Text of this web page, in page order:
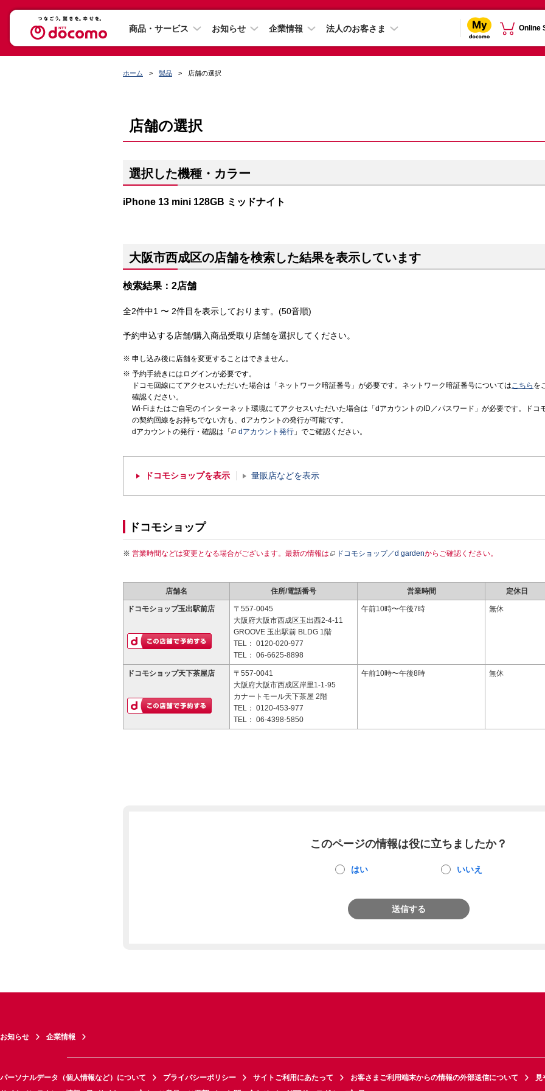
商品・サービス お知らせ 企業情報 法人のお客さま Online
ホーム 製品 店舗の選択
店舗の選択
選択した機種・カラー
iPhone 13 mini 128GB ミッドナイト
大阪市西成区の店舗を検索した結果を表示しています
検索結果：2店舗
全2件中1 〜 2件目を表示しております。(50音順)
予約申込する店舗/購入商品受取り店舗を選択してください。
申し込み後に店舗を変更することはできません。
予約手続きにはログインが必要です。
ドコモ回線にてアクセスいただいた場合は「ネットワーク暗証番号」が必要です。ネットワーク暗証番号についてはこちら を
確認ください。
Wi-Fiまたはご自宅のインターネット環境にてアクセスいただいた場合は「dアカウントのID／パスワード」が必要です。ドコ
の契約回線をお持ちでない方も、dアカウントの発行が可能です。
dアカウントの発行・確認は「
dアカウント発行 」でご確認ください。
ドコモショップを表示 量販店などを表示
ドコモショップ
営業時間などは変更となる場合がございます。最新の情報は ドコモショップ／d gardenからご確認ください。
店舗名 住所/電話番号 営業時間 定休日
ドコモショップ玉出駅前店
〒557-0045
大阪府大阪市西成区玉出西2-4-11
GROOVE 玉出駅前 BLDG 1階
TEL： 0120-020-977
TEL： 06-6625-8898
午前10時〜午後7時 無休
ドコモショップ天下茶屋店
〒557-0041
大阪府大阪市西成区岸里1-1-95
カナートモール天下茶屋 2階
TEL： 0120-453-977
TEL： 06-4398-5850
午前10時〜午後8時 無休
このページの情報は役に立ちましたか？
はい いいえ
送信する
お知らせ 企業情報
パーソナルデータ（個人情報など）について プライバシーポリシー サイトご利用にあたって お客さまご利用端末からの情報の外部送信について
見